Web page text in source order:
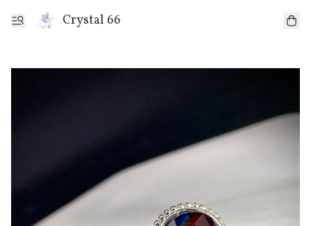
Crystal 66